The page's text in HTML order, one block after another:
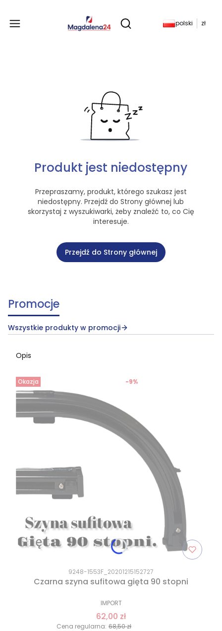
Otwórz wyszukiwarkę
Produkty w
polski zł
Produkt jest niedostępny
Przepraszamy, produkt, którego szukasz jest
niedostępny. Przejdź do Strony głównej lub
skorzystaj z wyszukiwarki, żeby znaleźć to, co Cię
interesuje.
Przejdź do Strony głównej
Promocje
Wszystkie produkty w promocji
Opis
Okazja
9248-1553F_20201215152727
Czarna szyna sufitowa gięta 90 stopni
IMPORT
62,00 zł
Cena regularna: 68,50 zł
-9%